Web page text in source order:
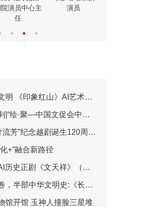
院演员中心主
任
演员
艺术展将于2026年7月30日亮相第三届包头艺博会
文促会中国画作品邀请展”登陆北海阐福寺
念越剧诞生120周年主题晚会圆满播出
+”融合新路径
正剧《文天祥》（第一集）
文明史:《长江文明大画卷》特刊全球首发
馆开馆 玉神人撞脸三星堆